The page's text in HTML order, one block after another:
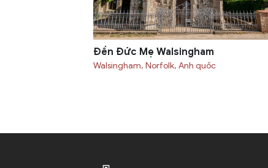
Ðền Ðức Mẹ Walsingham
Walsingham, Norfolk, Anh quốc